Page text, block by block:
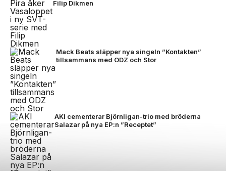
Filip Dikmen
Mack Beats släpper nya singeln ”Kontakten”
tillsammans med ODZ och Stor
AKI cementerar Björnligan-trio med bröderna
Salazar på nya EP:n ”Receptet”